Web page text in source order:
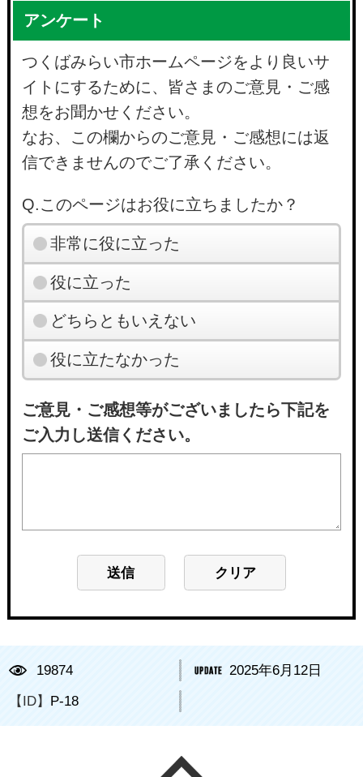
アンケート
つくばみらい市ホームページをより良いサ
イトにするために、皆さまのご意見・ご感
想をお聞かせください。
なお、この欄からのご意見・ご感想には返
信できませんのでご了承ください。
Q.このページはお役に立ちましたか？
非常に役に立った
役に立った
どちらともいえない
役に立たなかった
ご意見・ご感想等がございましたら下記を
ご入力し送信ください。
19874 2025年6月12日
【ID】 P-18